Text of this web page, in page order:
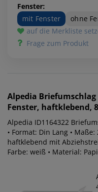
Fenster:
mit Fenster
ohne
auf die Merkliste
Frage zum Produkt
Alpedia Briefumschlag
Fenster, haftklebend,
Alpedia ID1164322
• Format: Din Lang •
haftklebend mit
Farbe: weiß • Material: